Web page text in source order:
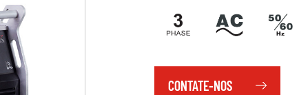
CONTATE-NOS